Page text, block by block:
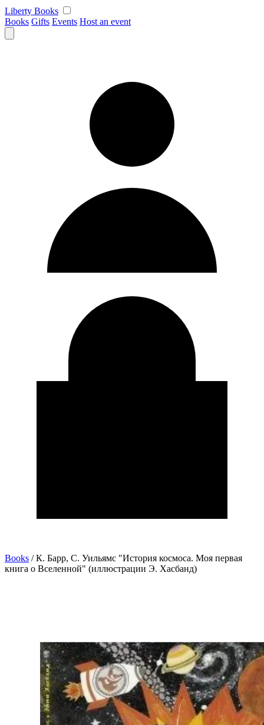
Skip
to
content
Liberty Books
Books Gifts Events Host an event
Books / К. Барр, С. Уильямс "История космоса. Моя первая
книга о Вселенной" (иллюстрации Э. Хасбанд)